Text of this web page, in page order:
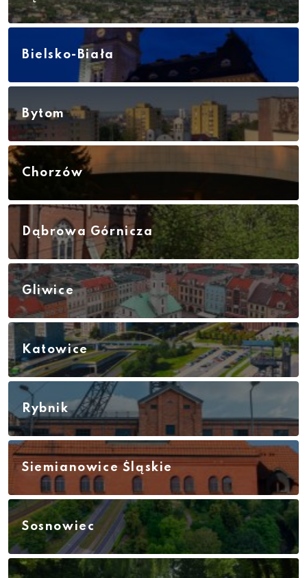
Bielsko-Biała
Bytom
Chorzów
Dąbrowa Górnicza
Gliwice
Katowice
Rybnik
Siemianowice Śląskie
Sosnowiec